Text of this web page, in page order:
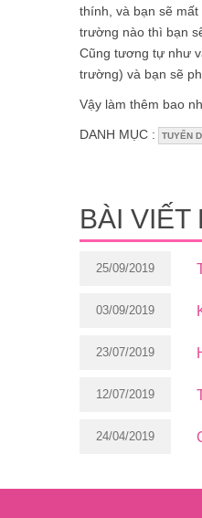
thính, và bạn sẽ
trường nào thì bạn
Cũng tương tự như
trường) và bạn sẽ
Vậy làm thêm bao
DANH MỤC : TUYỂN
BÀI VIẾT
25/09/2019
03/09/2019
23/07/2019
12/07/2019
24/04/2019